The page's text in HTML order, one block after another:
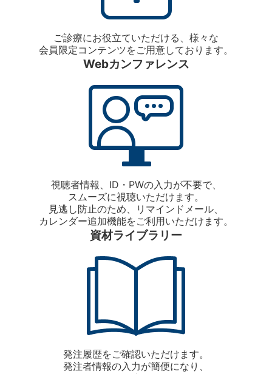
ご診療にお役立ていただける、様々な
会員限定コンテンツをご用意しております。
Webカンファレンス
視聴者情報、ID・PWの入力が不要で、
スムーズに視聴いただけます。
見逃し防止のため、リマインドメール、
カレンダー追加機能をご利用いただけます。
資材ライブラリー
発注履歴をご確認いただけます。
発注者情報の入力が簡便になり、